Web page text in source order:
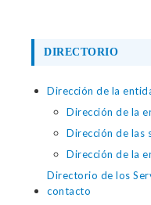
DIRECTORIO
Dirección de la
Dirección de la
Dirección de las
Dirección de la
Directorio de los
contacto